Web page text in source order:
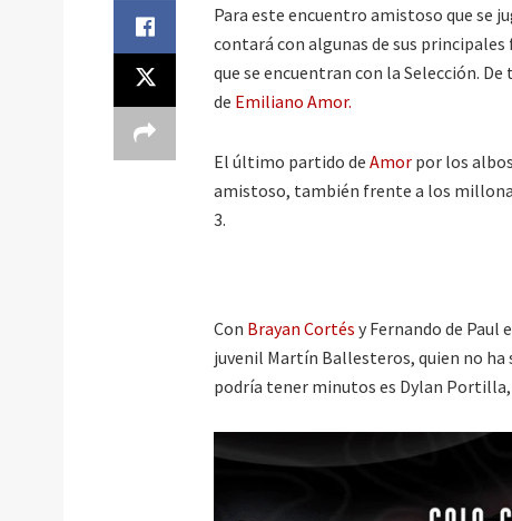
Para este encuentro amistoso que se
contará con algunas de sus
que se encuentran con la Selección.
de Emiliano Amor.
El último partido de Amor por los
amistoso, también frente a los
3.
Con Brayan Cortés y Fernando de Paul
juvenil Martín Ballesteros, quien no
podría tener minutos es Dylan